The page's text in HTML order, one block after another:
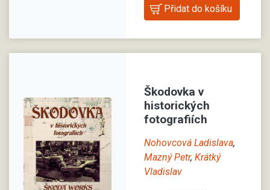
Škodovka v
historických
fotografiích
Nohovcová Ladislava,
Mazný Petr, Krátký
Vladislav